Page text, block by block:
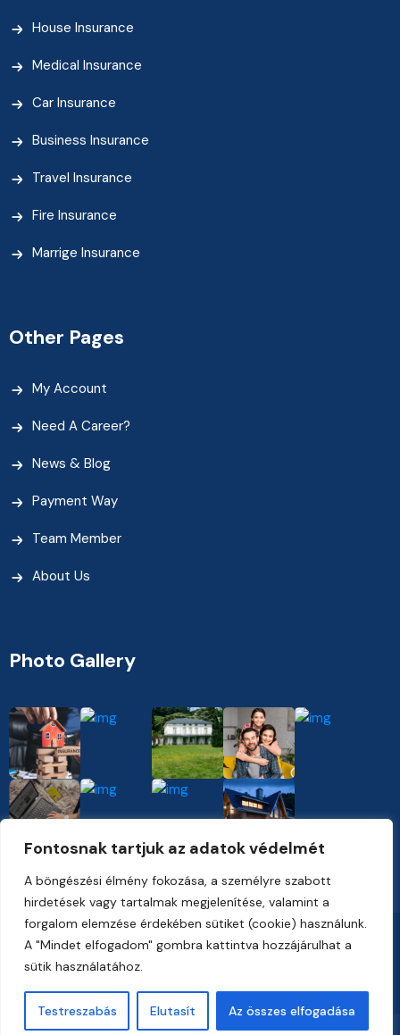
Fontosnak tartjuk az adatok védelmét
A böngészési élmény fokozása, a személyre szabott
hirdetések vagy tartalmak megjelenítése, valamint a
forgalom elemzése érdekében sütiket (cookie) használunk.
A "Mindet elfogadom" gombra kattintva hozzájárulhat a
sütik használatához.
Testreszabás Elutasít Az összes elfogadása
House Insurance
Medical Insurance
Car Insurance
Business Insurance
Travel Insurance
Fire Insurance
Marrige Insurance
Other Pages
My Account
Need A Career?
News & Blog
Payment Way
Team Member
About Us
Photo Gallery
Copyright 2023, Vankine. All Rights Reserved